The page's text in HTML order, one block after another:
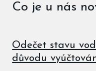
Co je u nás
Odečet stavu
důvodu